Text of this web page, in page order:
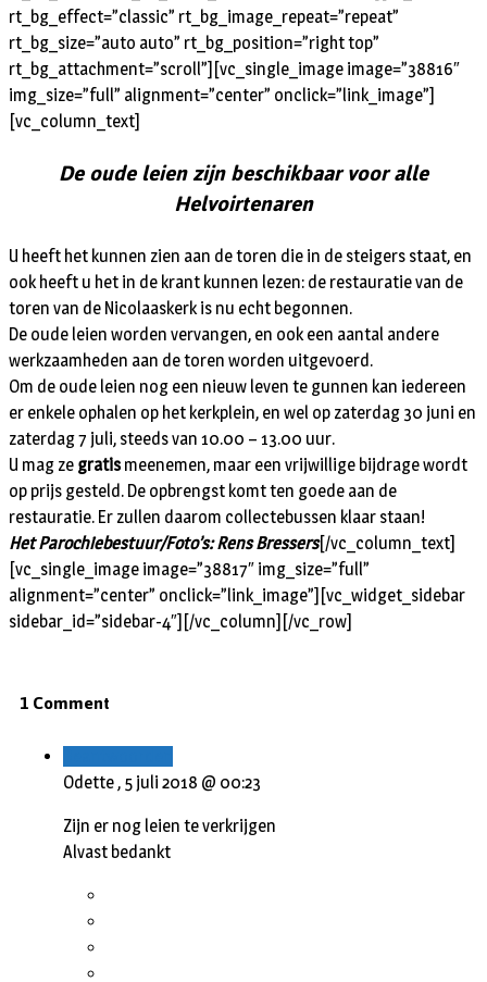
rt_bg_effect=”classic” rt_bg_image_repeat=”repeat”
rt_bg_size=”auto auto” rt_bg_position=”right top”
rt_bg_attachment=”scroll”][vc_single_image image=”38816″
img_size=”full” alignment=”center” onclick=”link_image”]
[vc_column_text]
De oude leien zijn beschikbaar voor alle
Helvoirtenaren
U heeft het kunnen zien aan de toren die in de steigers staat, en
ook heeft u het in de krant kunnen lezen: de restauratie van de
toren van de Nicolaaskerk is nu echt begonnen.
De oude leien worden vervangen, en ook een aantal andere
werkzaamheden aan de toren worden uitgevoerd.
Om de oude leien nog een nieuw leven te gunnen kan iedereen
er enkele ophalen op het kerkplein, en wel op zaterdag 30 juni en
zaterdag 7 juli, steeds van 10.00 – 13.00 uur.
U mag ze gratismeenemen, maar een vrijwillige bijdrage wordt
op prijs gesteld. De opbrengst komt ten goede aan de
restauratie. Er zullen daarom collectebussen klaar staan!
Het Parochiebestuur/Foto’s: Rens Bressers[/vc_column_text]
[vc_single_image image=”38817″ img_size=”full”
alignment=”center” onclick=”link_image”][vc_widget_sidebar
sidebar_id=”sidebar-4″][/vc_column][/vc_row]
1 Comment
Odette , 5 juli 2018 @ 00:23
Zijn er nog leien te verkrijgen
Alvast bedankt